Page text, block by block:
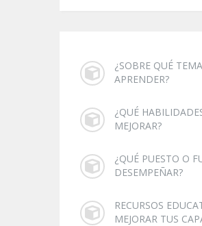
¿SOBRE QUÉ
APRENDER?
¿QUÉ
MEJORAR?
¿QUÉ PUESTO O
DESEMPEÑAR?
RECURSOS
MEJORAR TUS